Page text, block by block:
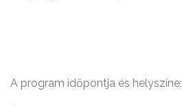
A program időpontja és helyszíne: